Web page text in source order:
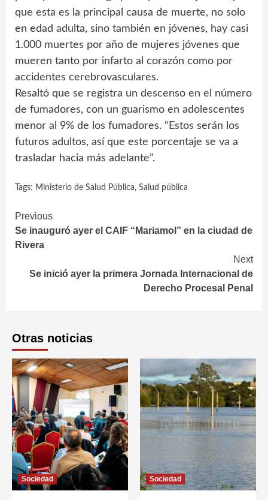
que esta es la principal causa de muerte, no solo
en edad adulta, sino también en jóvenes, hay casi
1.000 muertes por año de mujeres jóvenes que
mueren tanto por infarto al corazón como por
accidentes cerebrovasculares.
Resaltó que se registra un descenso en el número
de fumadores, con un guarismo en adolescentes
menor al 9% de los fumadores. “Estos serán los
futuros adultos, así que este porcentaje se va a
trasladar hacia más adelante”.
Tags: Ministerio de Salud Pública, Salud pública
Continue
Reading
Previous
Se inauguró ayer el CAIF “Mariamol” en la ciudad de
Rivera
Next
Se inició ayer la primera Jornada Internacional de
Derecho Procesal Penal
Otras noticias
Sociedad Sociedad